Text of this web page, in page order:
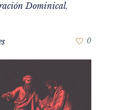
Dominical,
0